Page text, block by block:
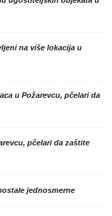
na više lokacija u
u Požarevcu, pčelari da
pčelari da zaštite
jednosmerne